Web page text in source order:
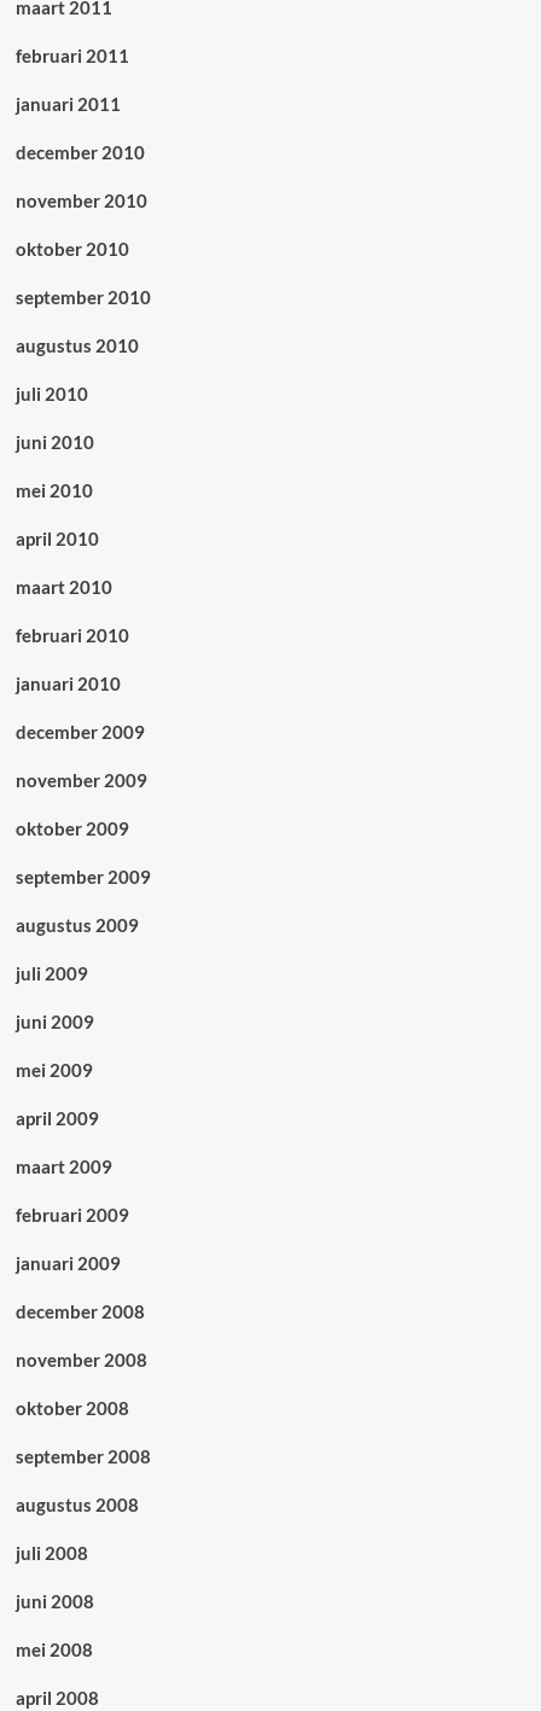
maart 2011
februari 2011
januari 2011
december 2010
november 2010
oktober 2010
september 2010
augustus 2010
juli 2010
juni 2010
mei 2010
april 2010
maart 2010
februari 2010
januari 2010
december 2009
november 2009
oktober 2009
september 2009
augustus 2009
juli 2009
juni 2009
mei 2009
april 2009
maart 2009
februari 2009
januari 2009
december 2008
november 2008
oktober 2008
september 2008
augustus 2008
juli 2008
juni 2008
mei 2008
april 2008